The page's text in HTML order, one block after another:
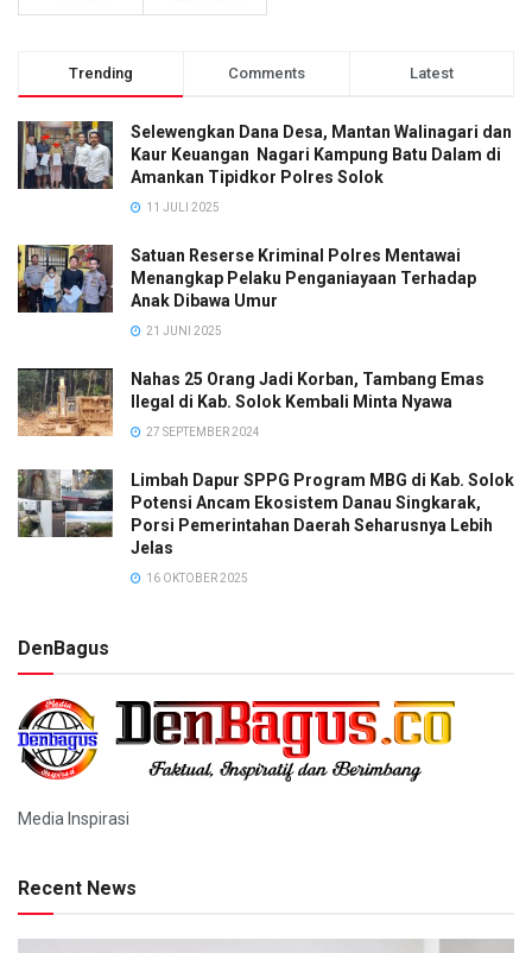
Trending Comments Latest
Selewengkan Dana Desa, Mantan Walinagari dan
Kaur Keuangan Nagari Kampung Batu Dalam di
Amankan Tipidkor Polres Solok
11 JULI 2025
Satuan Reserse Kriminal Polres Mentawai
Menangkap Pelaku Penganiayaan Terhadap
Anak Dibawa Umur
21 JUNI 2025
Nahas 25 Orang Jadi Korban, Tambang Emas
Ilegal di Kab. Solok Kembali Minta Nyawa
27 SEPTEMBER 2024
Limbah Dapur SPPG Program MBG di Kab. Solok
Potensi Ancam Ekosistem Danau Singkarak,
Porsi Pemerintahan Daerah Seharusnya Lebih
Jelas
16 OKTOBER 2025
DenBagus
Media Inspirasi
Recent News